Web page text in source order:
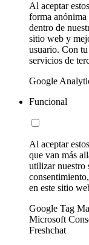
Al aceptar
forma
dentro de
sitio web y
usuario. Con
servicios de
Google
Funcional
Al aceptar
que van más
utilizar nuestro
en este sitio
Google Tag
Microsoft
Freshchat